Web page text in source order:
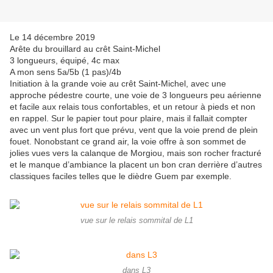
Le 14 décembre 2019
Arête du brouillard au crêt Saint-Michel
3 longueurs, équipé, 4c max
A mon sens 5a/5b (1 pas)/4b
Initiation à la grande voie au crêt Saint-Michel, avec une
approche pédestre courte, une voie de 3 longueurs peu aérienne
et facile aux relais tous confortables, et un retour à pieds et non
en rappel. Sur le papier tout pour plaire, mais il fallait compter
avec un vent plus fort que prévu, vent que la voie prend de plein
fouet. Nonobstant ce grand air, la voie offre à son sommet de
jolies vues vers la calanque de Morgiou, mais son rocher fracturé
et le manque d’ambiance la placent un bon cran derrière d’autres
classiques faciles telles que le dièdre Guem par exemple.
vue sur le relais sommital de L1
dans L3